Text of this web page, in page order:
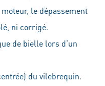
le dépassement
ni corrigé.
de bielle lors d‘un
du vilebrequin.